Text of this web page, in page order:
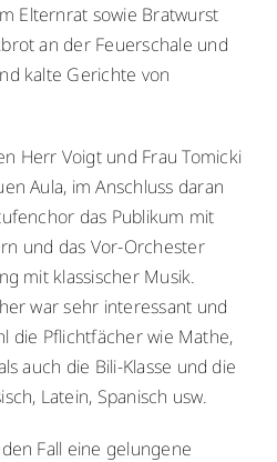
Elternrat sowie Bratwurst
an der Feuerschale und
kalte Gerichte von
Herr Voigt und Frau Tomicki
Aula, im Anschluss daran
das Publikum mit
und das Vor-Orchester
mit klassischer Musik.
war sehr interessant und
die Pflichtfächer wie Mathe,
auch die Bili-Klasse und die
Latein, Spanisch usw.
Fall eine gelungene